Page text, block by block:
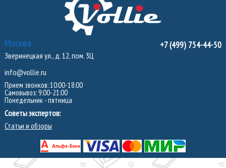
Москва
Зверинецкая ул., д. 12, пом. 3Ц
info@vollie.ru
Прием звонков: 10:00-18:00
Самовывоз: 9:00-21:00
Понедельник - пятница
Советы экспертов:
Статьи и обзоры
+7 (499) 754-44-50